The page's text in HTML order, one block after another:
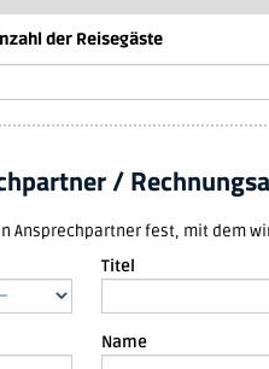
der Reisegäste
/
Ansprechpartner fest, mit dem
Titel
Name